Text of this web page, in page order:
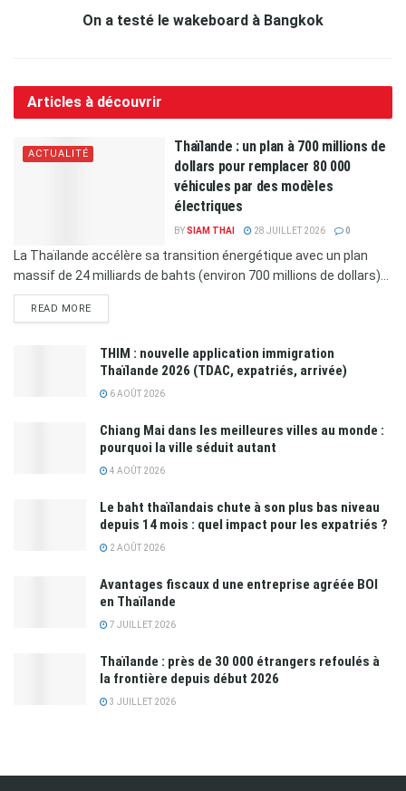
On a testé le wakeboard à Bangkok
Articles à découvrir
ACTUALITÉ
Thaïlande : un plan à 700 millions de
dollars pour remplacer 80 000
véhicules par des modèles
électriques
BYSIAM THAI 28 JUILLET 2026 0
La Thaïlande accélère sa transition énergétique avec un plan
massif de 24 milliards de bahts (environ 700 millions de dollars)...
READ MORE
THIM : nouvelle application immigration
Thaïlande 2026 (TDAC, expatriés, arrivée)
6 AOÛT 2026
Chiang Mai dans les meilleures villes au monde :
pourquoi la ville séduit autant
4 AOÛT 2026
Le baht thaïlandais chute à son plus bas niveau
depuis 14 mois : quel impact pour les expatriés ?
2 AOÛT 2026
Avantages fiscaux d une entreprise agréée BOI
en Thaïlande
7 JUILLET 2026
Thaïlande : près de 30 000 étrangers refoulés à
la frontière depuis début 2026
3 JUILLET 2026